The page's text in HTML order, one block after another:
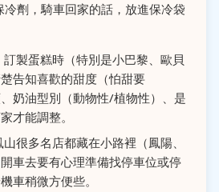
冷劑，騎車回家的話，放進保冷袋
訂製蛋糕時（特別是小巴黎、歐貝
告知喜歡的甜度（怕甜要
奶油型別（動物性/植物性）、是
才能調整。
山很多名店都藏在小路裡（鳳陽、
車去要有心理準備找停車位或停
車稍微方便些。